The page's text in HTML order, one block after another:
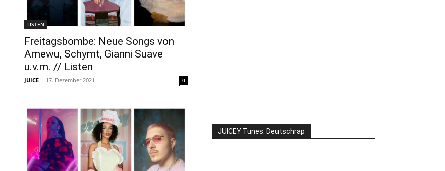
LISTEN
Freitagsbombe: Neue Songs von
Amewu, Schymt, Gianni Suave
u.v.m. // Listen
JUICE - 17. Dezember 2021 0
JUICEY Tunes: Deutschrap